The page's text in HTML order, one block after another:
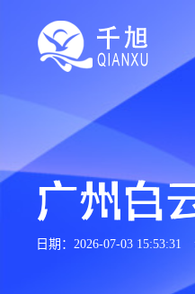
广州白
日期：2026-07-03 15:53:31